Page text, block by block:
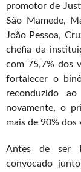
promotor de
São Mamede,
João Pessoa,
chefia da
com 75,7% dos
fortalecer o
reconduzido
novamente, o
mais de 90%
Antes de ser
convocado